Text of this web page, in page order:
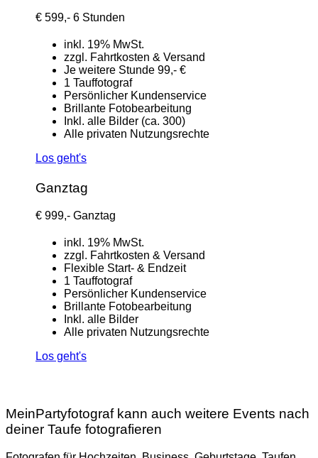
€ 599,- 6 Stunden
inkl. 19% MwSt.
zzgl. Fahrtkosten & Versand
Je weitere Stunde 99,- €
1 Tauffotograf
Persönlicher Kundenservice
Brillante Fotobearbeitung
Inkl. alle Bilder (ca. 300)
Alle privaten Nutzungsrechte
Los geht's
Ganztag
€ 999,- Ganztag
inkl. 19% MwSt.
zzgl. Fahrtkosten & Versand
Flexible Start- & Endzeit
1 Tauffotograf
Persönlicher Kundenservice
Brillante Fotobearbeitung
Inkl. alle Bilder
Alle privaten Nutzungsrechte
Los geht's
MeinPartyfotograf kann auch weitere Events nach
deiner Taufe fotografieren